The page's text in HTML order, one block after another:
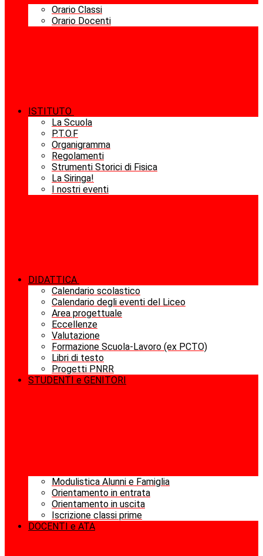
Orario Classi
Orario Docenti
ISTITUTO
La Scuola
P.T.O.F
Organigramma
Regolamenti
Strumenti Storici di Fisica
La Siringa!
I nostri eventi
DIDATTICA
Calendario scolastico
Calendario degli eventi del Liceo
Area progettuale
Eccellenze
Valutazione
Formazione Scuola-Lavoro (ex PCTO)
Libri di testo
Progetti PNRR
STUDENTI e GENITORI
Modulistica Alunni e Famiglia
Orientamento in entrata
Orientamento in uscita
Iscrizione classi prime
DOCENTI e ATA